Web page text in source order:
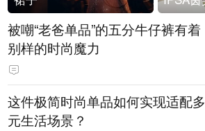
被嘲“老爸单品”的五分牛仔裤有着
别样的时尚魔力
这件极简时尚单品如何实现适配多
元生活场景？